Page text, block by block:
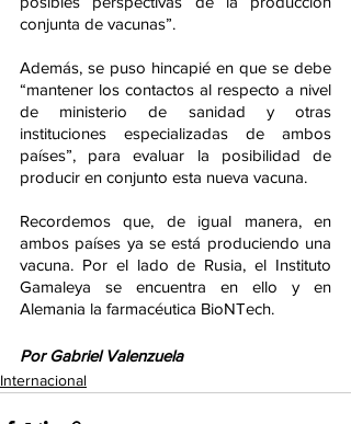
conjunta de vacunas”.
Además, se puso hincapié en que se debe
“mantener los contactos al respecto a nivel
de ministerio de sanidad y otras
instituciones especializadas de ambos
países”, para evaluar la posibilidad de
producir en conjunto esta nueva vacuna.
Recordemos que, de igual manera, en
ambos países ya se está produciendo una
vacuna. Por el lado de Rusia, el Instituto
Gamaleya se encuentra en ello y en
Alemania la farmacéutica BioNTech.
Por Gabriel Valenzuela
Internacional